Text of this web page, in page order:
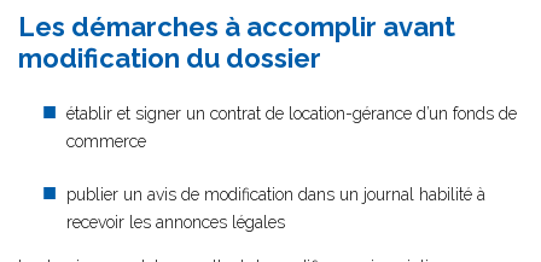
Les démarches à accomplir avant
modification du dossier
établir et signer un contrat de location-gérance d’un fonds de
commerce
publier un avis de modification dans un journal habilité à
recevoir les annonces légales